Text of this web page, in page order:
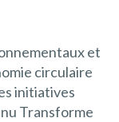
et
circulaire
initiatives
Transforme